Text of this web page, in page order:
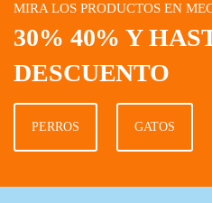
MIRA LOS PRODUCTOS EN
30% 40% Y
DESCUENTO
PERROS GATOS